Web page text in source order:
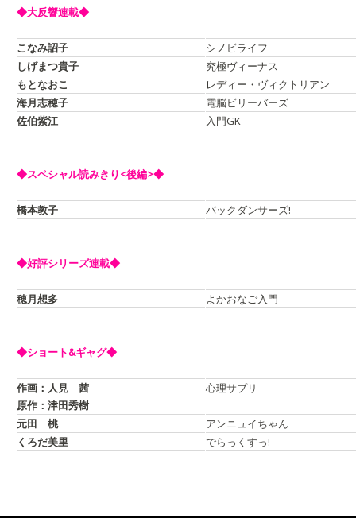
◆大反響連載◆
こなみ詔子
シノビライフ
しげまつ貴子
究極ヴィーナス
もとなおこ
レディー・ヴィクトリアン
海月志穂子
電脳ビリーバーズ
佐伯紫江
入門GK
◆スペシャル読みきり<後編>◆
橋本教子 バックダンサーズ!
◆好評シリーズ連載◆
穂月想多 よかおなご入門
◆ショート&ギャグ◆
作画：人見 茜
原作：津田秀樹
心理サプリ
元田 桃
アンニュイちゃん
くろだ美里
でらっくすっ!